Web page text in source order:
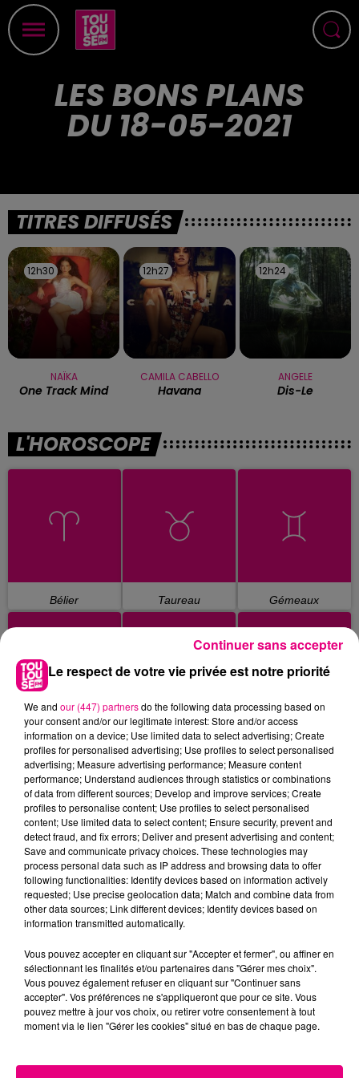
LES BONS PLANS
DU 18-05-2021
TITRES DIFFUSÉS
12h30
12h30
NAÏKA
One Track Mind
12h27
12h27
CAMILA CABELLO
Havana
12h24
12h24
ANGELE
Dis-Le
L'HOROSCOPE
Bélier Taureau Gémeaux
Cancer Lion Vierge
Balance Scorpion Sagittaire
Capricorne Verseau Poissons
Le respect de votre vie privée est notre priorité
We and our (447) partnersdo the following data processing based on
your consent and/or our legitimate interest: Store and/or access
information on a device; Use limited data to select advertising; Create
profiles for personalised advertising; Use profiles to select personalised
advertising; Measure advertising performance; Measure content
performance; Understand audiences through statistics or combinations
of data from different sources; Develop and improve services; Create
profiles to personalise content; Use profiles to select personalised
content; Use limited data to select content; Ensure security, prevent and
detect fraud, and fix errors; Deliver and present advertising and content;
Save and communicate privacy choices. These technologies may
process personal data such as IP address and browsing data to offer
following functionalities: Identify devices based on information actively
requested; Use precise geolocation data; Match and combine data from
other data sources; Link different devices; Identify devices based on
information transmitted automatically.
Vous pouvez accepter en cliquant sur "Accepter et fermer", ou affiner en
sélectionnant les finalités et/ou partenaires dans "Gérer mes choix".
Vous pouvez également refuser en cliquant sur "Continuer sans
accepter". Vos préférences ne s'appliqueront que pour ce site. Vous
pouvez mettre à jour vos choix, ou retirer votre consentement à tout
moment via le lien "Gérer les cookies" situé en bas de chaque page.
Continuer sans accepter